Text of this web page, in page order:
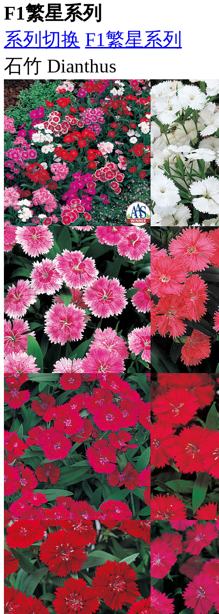
F1繁星系列
系列切换 F1繁星系列
石竹 Dianthus